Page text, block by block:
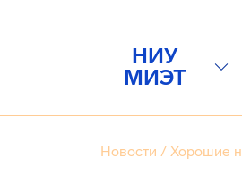
НИУ
МИЭТ
Новости / Хорошие